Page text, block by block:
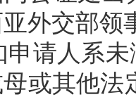
外交部领
请人系未
母或其他